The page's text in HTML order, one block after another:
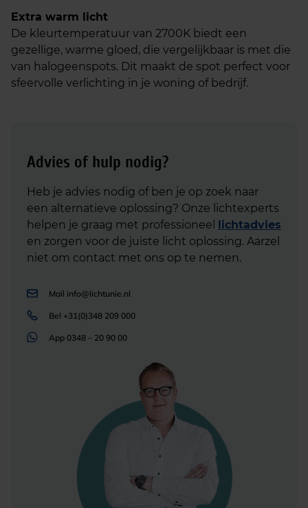
Extra warm licht
De kleurtemperatuur van 2700K biedt een
gezellige, warme gloed, die vergelijkbaar is met die
van halogeenspots. Dit maakt de spot perfect voor
sfeervolle verlichting in je woning of bedrijf.
Advies of hulp nodig?
Heb je advies nodig of ben je op zoek naar
een alternatieve oplossing? Onze lichtexperts
helpen je graag met professioneel lichtadvies
en zorgen voor de juiste licht oplossing. Aarzel
niet om contact met ons op te nemen.
Mail info@lichtunie.nl
Bel +31(0)348 209 000
App 0348 – 20 90 00